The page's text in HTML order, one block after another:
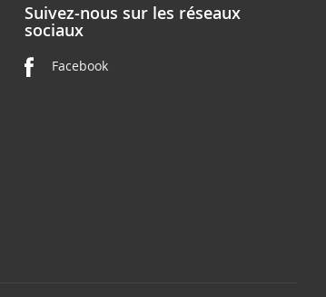
Suivez-nous sur les réseaux
sociaux
Facebook